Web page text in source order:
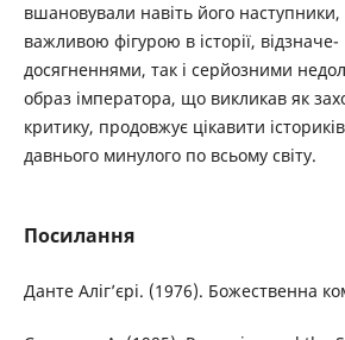
вшановували навіть його
важливою фігурою в історії,
досягненнями, так і серйозними
образ імператора, що викликав як
критику, продовжує цікавити
давнього минулого по всьому світу.
Посилання
Данте Аліг’єрі. (1976). Божественна